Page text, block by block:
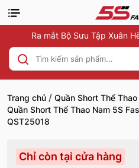
Ra mắt Bộ Sưu Tập Xuân
Trang chủ / Quần Short Thể Thao
Quần Short Thể Thao Nam 5S
QST25018
Chỉ còn tại cửa hàng